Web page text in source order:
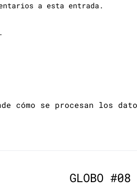
a esta entrada.
cómo se procesan los
GLOBO